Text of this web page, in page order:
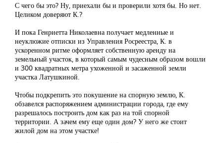
С чего бы это? Ну, приехали бы и проверили хотя бы. Но нет.
Целиком доверяют К.?
И пока Генриетта Николаевна получает медленные и
неуклюжие отписки из Управления Росреестра, К. в
ускоренном ритме оформляет собственную аренду на
земельный участок, в который самым чудесным образом вошли
и 300 квадратных метра ухоженной и засаженной земли
участка Латушкиной.
Чтобы подкрепить это покушение на спорную землю, К.
обзавелся распоряжением администрации города, где ему
разрешалось построить дом как раз на той спорной
территории. А зачем ему еще один дом? У него же стоит
жилой дом на этом участке!